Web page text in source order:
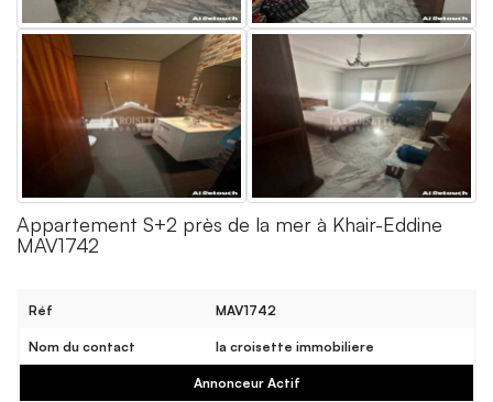
Appartement S+2 près de la mer à Khair-Eddine
MAV1742
Réf MAV1742
Nom du contact la croisette immobiliere
Annonceur Actif